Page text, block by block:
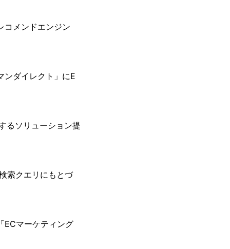
コメンドエンジン
ンダイレクト」にE
るソリューション提
索クエリにもとづ
ECマーケティング